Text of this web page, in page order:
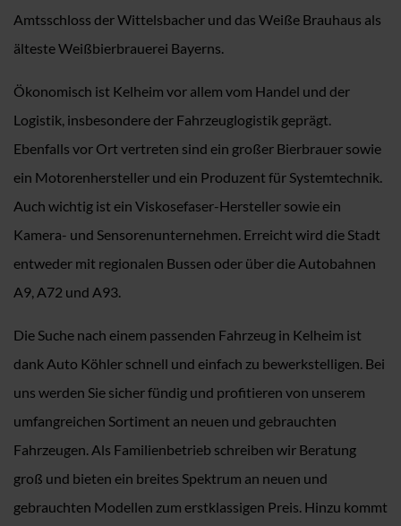
Amtsschloss der Wittelsbacher und das Weiße Brauhaus als
älteste Weißbierbrauerei Bayerns.
Ökonomisch ist Kelheim vor allem vom Handel und der
Logistik, insbesondere der Fahrzeuglogistik geprägt.
Ebenfalls vor Ort vertreten sind ein großer Bierbrauer sowie
ein Motorenhersteller und ein Produzent für Systemtechnik.
Auch wichtig ist ein Viskosefaser-Hersteller sowie ein
Kamera- und Sensorenunternehmen. Erreicht wird die Stadt
entweder mit regionalen Bussen oder über die Autobahnen
A9, A72 und A93.
Die Suche nach einem passenden Fahrzeug in Kelheim ist
dank Auto Köhler schnell und einfach zu bewerkstelligen. Bei
uns werden Sie sicher fündig und profitieren von unserem
umfangreichen Sortiment an neuen und gebrauchten
Fahrzeugen. Als Familienbetrieb schreiben wir Beratung
groß und bieten ein breites Spektrum an neuen und
gebrauchten Modellen zum erstklassigen Preis. Hinzu kommt